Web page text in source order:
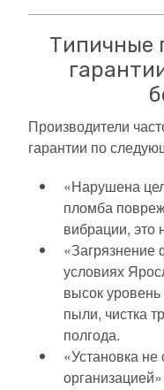
Типичные
Производители
гарантии по
«Нарушена
пломба
вибрации, это
условиях
высок
пыли, чистка
полгода.
«Установка